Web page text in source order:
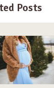
Posts